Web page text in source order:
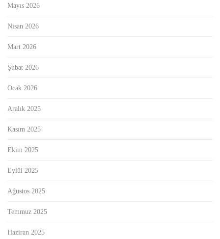
Mayıs 2026
Nisan 2026
Mart 2026
Şubat 2026
Ocak 2026
Aralık 2025
Kasım 2025
Ekim 2025
Eylül 2025
Ağustos 2025
Temmuz 2025
Haziran 2025